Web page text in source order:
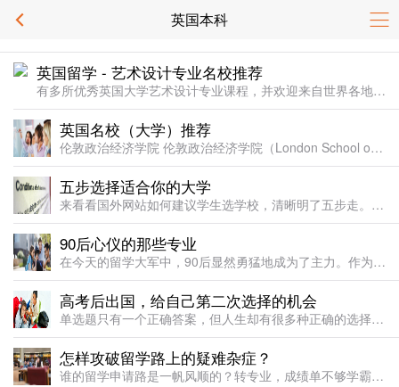
英国本科
英国留学 - 艺术设计专业名校推荐
有多所优秀英国大学艺术设计专业课程，并欢迎来自世界各地的学生赴英深造。不管你现有水平如何，总能找到适合自己的课程。英国艺术设计类课程分职业课程、本科课程和研究生课程三大类，你可以按自己的水平开始学习选择不同种类的学院——从普通的延续教育学院一直到独树一帜的皇家艺术学院。
英国名校（大学）推荐
伦敦政治经济学院 伦敦政治经济学院（London School of Economics and Political Science, 简称LSE），由Beatrice和Sidney Webb创建
五步选择适合你的大学
来看看国外网站如何建议学生选学校，清晰明了五步走。Step 1Decide what you want to study (that is, what you wish to do in your
90后心仪的那些专业
在今天的留学大军中，90后显然勇猛地成为了主力。作为新生而个性化的一代，在留学英国之际，他们对专业会有怎样的考量和偏好呢，不妨和小编一起一探究竟～一、计算机专业英国大学计算机专业是一门包含各种各样
高考后出国，给自己第二次选择的机会
单选题只有一个正确答案，但人生却有很多种正确的选择：升读国内大学是一种，高考后出国留学也是一种！无论是高考后突然渴望体验留学生活的“探险家”，还是发挥失常但又不愿被“一考定终身”的“反抗者”，选择出国
怎样攻破留学路上的疑难杂症？
谁的留学申请路是一帆风顺的？转专业，成绩单不够学霸、预硕成绩没过关，几乎是申请路上的三座大山。今天就娓娓道来3个特别棘手的留学坎坷小故事&秀出他们已经成功获得的Offer——留学路上的各种疑难杂“证”